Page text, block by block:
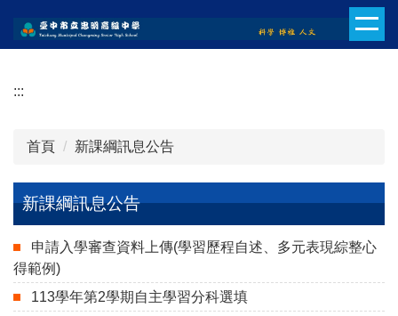
到
內
:::
首頁 新課綱訊息公告
新課綱訊息公告
申請入學審查資料上傳(學習歷程自述、多元表現綜整心
得範例)
113學年第2學期自主學習分科選填